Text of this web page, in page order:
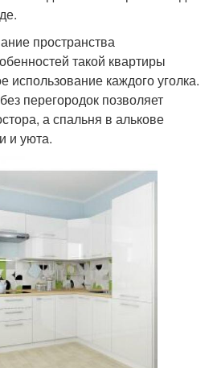
пространства
такой квартиры
использование каждого уголка.
перегородок позволяет
а спальня в алькове
и уюта.